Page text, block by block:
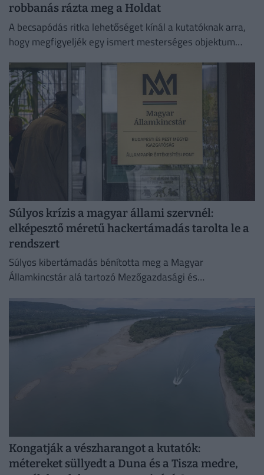
robbanás rázta meg a Holdat
A becsapódás ritka lehetőséget kínál a kutatóknak arra,
hogy megfigyeljék egy ismert mesterséges objektum
Súlyos krízis a magyar állami szervnél:
elképesztő méretű hackertámadás tarolta le a
rendszert
Súlyos kibertámadás bénította meg a Magyar
Államkincstár alá tartozó Mezőgazdasági és
Kongatják a vészharangot a kutatók:
métereket süllyedt a Duna és a Tisza medre,